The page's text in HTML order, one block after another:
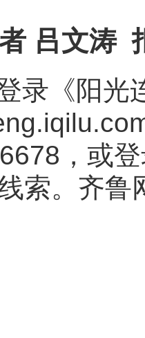
吕文涛
录《阳光
，或
索。齐鲁